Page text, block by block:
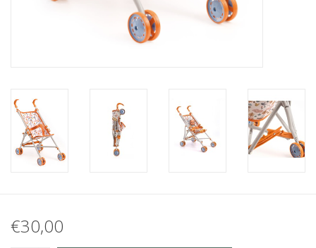
Merken
€30,00